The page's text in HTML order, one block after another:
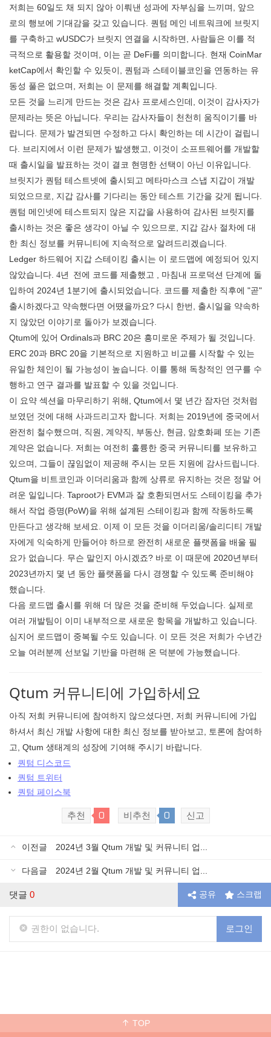
저희는 60일도 채 되지 않아 이뤄낸 성과에 자부심을 느끼며, 앞으
로의 행보에 기대감을 갖고 있습니다. 퀀텀 메인 네트워크에 브릿지
를 구축하고 wUSDC가 브릿지 연결을 시작하면, 사람들은 이를 적
극적으로 활용할 것이며, 이는 곧 DeFi를 의미합니다. 현재 CoinMar
ketCap에서 확인할 수 있듯이, 퀀텀과 스테이블코인을 연동하는 유
동성 풀은 없으며, 저희는 이 문제를 해결할 계획입니다.
모든 것을 느리게 만드는 것은 감사 프로세스인데, 이것이 감사자가
문제라는 뜻은 아닙니다. 우리는 감사자들이 천천히 움직이기를 바
랍니다. 문제가 발견되면 수정하고 다시 확인하는 데 시간이 걸립니
다. 브리지에서 이런 문제가 발생했고, 이것이 소프트웨어를 개발할
때 출시일을 발표하는 것이 결코 현명한 선택이 아닌 이유입니다.
브릿지가 퀀텀 테스트넷에 출시되고 메타마스크 스냅 지갑이 개발
되었으므로, 지갑 감사를 기다리는 동안 테스트 기간을 갖게 됩니다.
퀀텀 메인넷에 테스트되지 않은 지갑을 사용하여 감사된 브릿지를
출시하는 것은 좋은 생각이 아닐 수 있으므로, 지갑 감사 절차에 대
한 최신 정보를 커뮤니티에 지속적으로 알려드리겠습니다.
Ledger 하드웨어 지갑 스테이킹 출시는 이 로드맵에 예정되어 있지
않았습니다. 4년 전에 코드를 제출했고 , 마침내 프로덕션 단계에 돌
입하여 2024년 1분기에 출시되었습니다. 코드를 제출한 직후에 "곧"
출시하겠다고 약속했다면 어땠을까요? 다시 한번, 출시일을 약속하
지 않았던 이야기로 돌아가 보겠습니다.
Qtum에 있어 Ordinals과 BRC 20은 흥미로운 주제가 될 것입니다.
ERC 20과 BRC 20을 기본적으로 지원하고 비교를 시작할 수 있는
유일한 체인이 될 가능성이 높습니다. 이를 통해 독창적인 연구를 수
행하고 연구 결과를 발표할 수 있을 것입니다.
이 요약 섹션을 마무리하기 위해, Qtum에서 몇 년간 잠자던 것처럼
보였던 것에 대해 사과드리고자 합니다. 저희는 2019년에 중국에서
완전히 철수했으며, 직원, 계약직, 부동산, 현금, 암호화폐 또는 기존
계약은 없습니다. 저희는 여전히 훌륭한 중국 커뮤니티를 보유하고
있으며, 그들이 끊임없이 제공해 주시는 모든 지원에 감사드립니다.
Qtum을 비트코인과 이더리움과 함께 상류로 유지하는 것은 정말 어
려운 일입니다. Taproot가 EVM과 잘 호환되면서도 스테이킹을 추가
해서 작업 증명(PoW)을 위해 설계된 스테이킹과 함께 작동하도록
만든다고 생각해 보세요. 이제 이 모든 것을 이더리움/솔리디티 개발
자에게 익숙하게 만들어야 하므로 완전히 새로운 플랫폼을 배울 필
요가 없습니다. 무슨 말인지 아시겠죠? 바로 이 때문에 2020년부터
2023년까지 몇 년 동안 플랫폼을 다시 경쟁할 수 있도록 준비해야
했습니다.
다음 로드맵 출시를 위해 더 많은 것을 준비해 두었습니다. 실제로
여러 개발팀이 이미 내부적으로 새로운 항목을 개발하고 있습니다.
심지어 로드맵이 중복될 수도 있습니다. 이 모든 것은 저희가 수년간
오늘 여러분께 선보일 기반을 마련해 온 덕분에 가능했습니다.
Qtum 커뮤니티에 가입하세요
아직 저희 커뮤니티에 참여하지 않으셨다면, 저희 커뮤니티에 가입
하셔서 최신 개발 사항에 대한 최신 정보를 받아보고, 토론에 참여하
고, Qtum 생태계의 성장에 기여해 주시기 바랍니다.
퀀텀 디스코드
퀀텀 트위터
퀀텀 페이스북
추천 0 비추천 0 신고
이전글 2024년 3월 Qtum 개발 및 커뮤니티 업...
다음글 2024년 2월 Qtum 개발 및 커뮤니티 업...
댓글 0 공유 스크랩
권한이 없습니다. 로그인
TOP